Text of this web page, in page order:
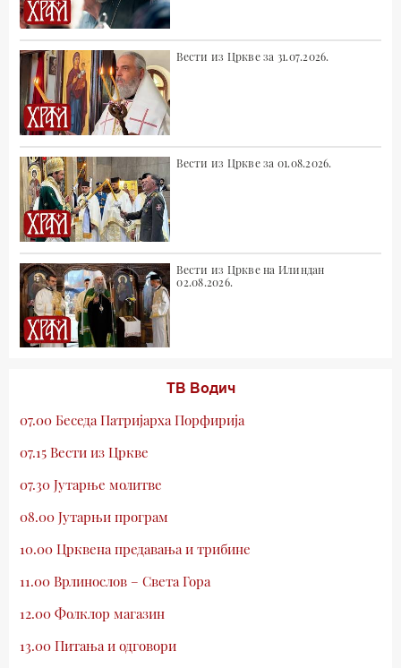
Вести из Цркве за 31.07.2026.
Вести из Цркве за 01.08.2026.
Вести из Цркве на Илиндан
02.08.2026.
ТВ Водич
07.00 Беседа Патријарха Порфирија
07.15 Вести из Цркве
07.30 Јутарње молитве
08.00 Јутарњи програм
10.00 Црквена предавања и трибине
11.00 Врлинослов – Света Гора
12.00 Фолклор магазин
13.00 Питања и одговори